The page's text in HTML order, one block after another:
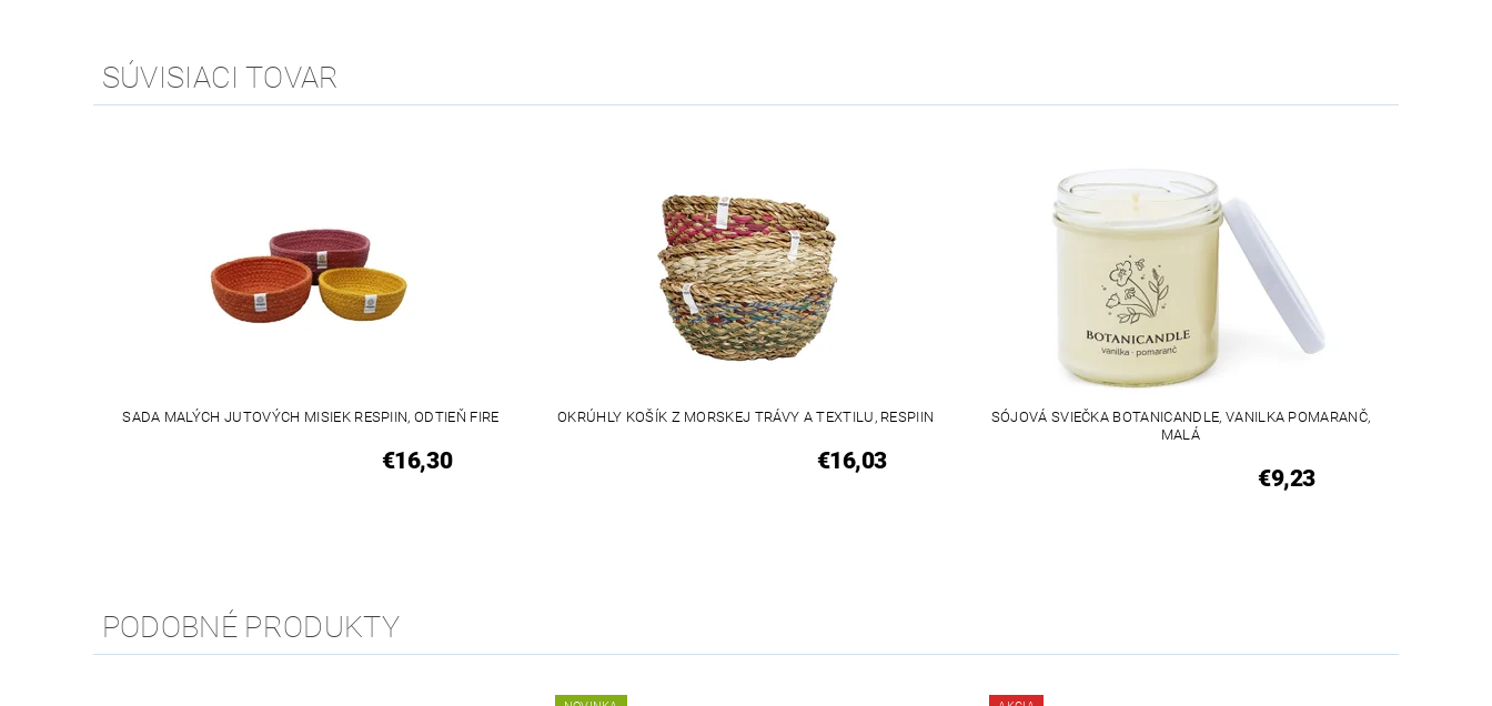
SÚVISIACI TOVAR
SADA MALÝCH JUTOVÝCH MISIEK RESPIIN, ODTIEŇ FIRE
€16,30
OKRÚHLY KOŠÍK Z MORSKEJ TRÁVY A TEXTILU, RESPIIN
€16,03
SÓJOVÁ SVIEČKA BOTANICANDLE, VANILKA POMARANČ,
MALÁ
€9,23
PODOBNÉ PRODUKTY